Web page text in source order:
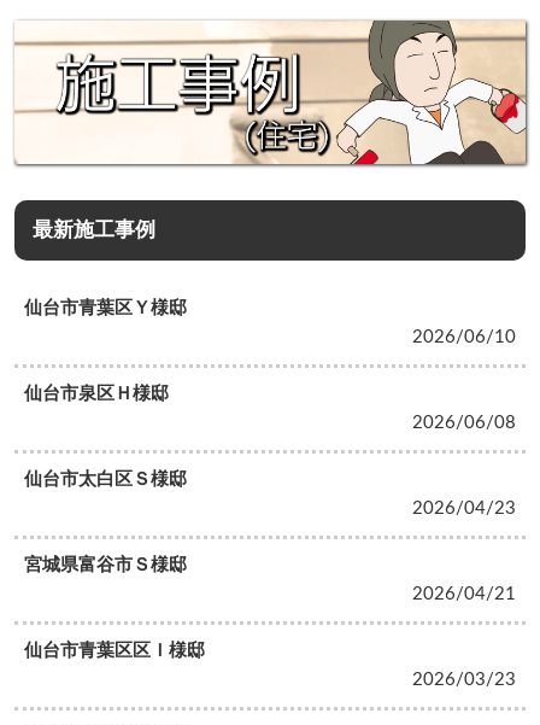
最新施工事例
仙台市青葉区Ｙ様邸
2026/06/10
仙台市泉区Ｈ様邸
2026/06/08
仙台市太白区Ｓ様邸
2026/04/23
宮城県富谷市Ｓ様邸
2026/04/21
仙台市青葉区区Ｉ様邸
2026/03/23